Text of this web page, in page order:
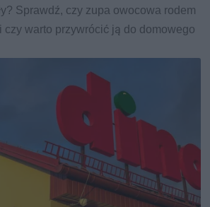
Sprawdź, czy zupa owocowa rodem
czy warto przywrócić ją do domowego